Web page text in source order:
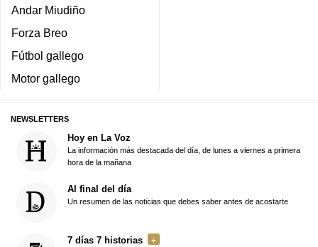
Andar Miudiño
Forza Breo
Fútbol gallego
Motor gallego
NEWSLETTERS
Hoy en La Voz
La información más destacada del día, de lunes a viernes a primera
hora de la mañana
Al final del día
Un resumen de las noticias que debes saber antes de acostarte
7 días 7 historias